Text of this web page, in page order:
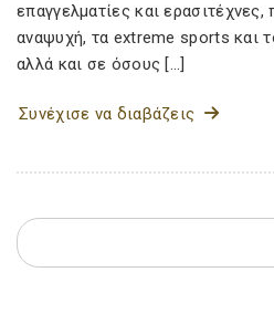
επαγγελματίες και
αναψυχή, τα extreme sports και
αλλά και σε όσους […]
Συνέχισε να διαβάζεις